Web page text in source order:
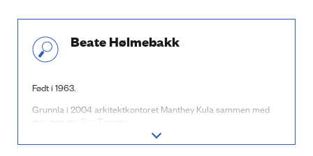
Beate Hølmebakk
Født i 1963.
Grunnla i 2004 arkitektkontoret Manthey Kula sammen med
mannen sin, Per Tamsen.
Er også professor ved AHO.